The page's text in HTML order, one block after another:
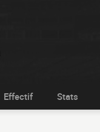
Effectif Stats